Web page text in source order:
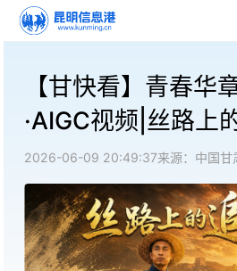
【甘快看】青春华
·AIGC视频|丝路上
2026-06-09 20:49:37来源：中国甘